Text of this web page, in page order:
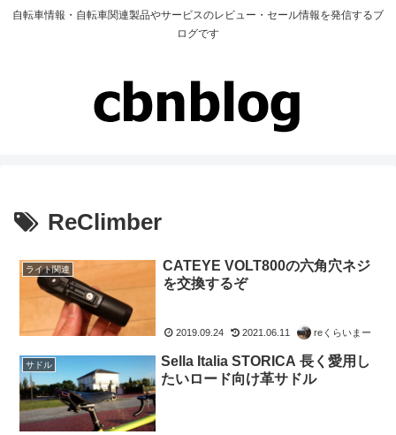
自転車情報・自転車関連製品やサービスのレビュー・セール情報を発信するブ
ログです
ReClimber
ライト関連
CATEYE VOLT800の六角穴ネジ
を交換するぞ
2019.09.24 2021.06.11 reくらいまー
サドル
Sella Italia STORICA 長く愛用し
たいロード向け革サドル